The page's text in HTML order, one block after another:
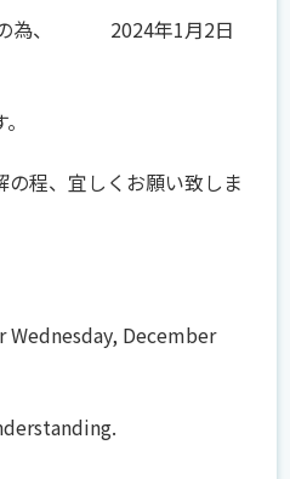
足の為、 2024年1月2日
程、宜しくお願い致しま
December